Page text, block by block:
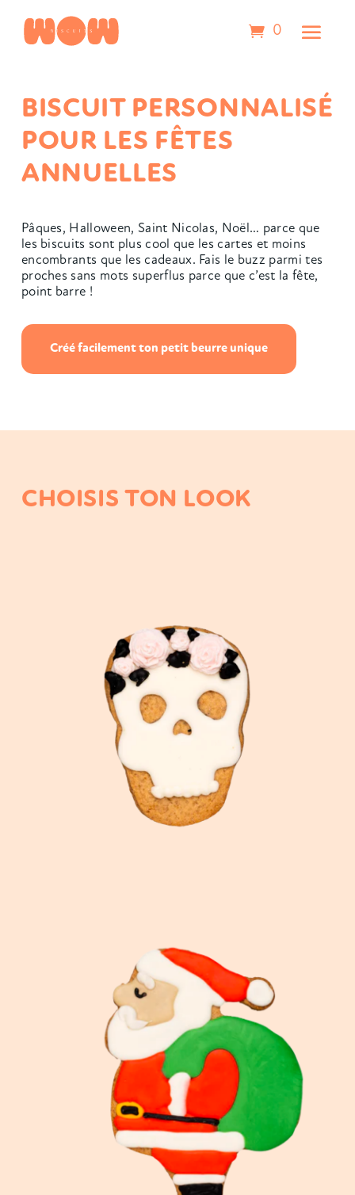
0
BISCUIT PERSONNALISÉ
POUR LES FÊTES
ANNUELLES
Pâques, Halloween, Saint Nicolas, Noël… parce que
les biscuits sont plus cool que les cartes et moins
encombrants que les cadeaux. Fais le buzz parmi tes
proches sans mots superflus parce que c’est la fête,
point barre !
Créé facilement ton petit beurre unique
CHOISIS TON LOOK